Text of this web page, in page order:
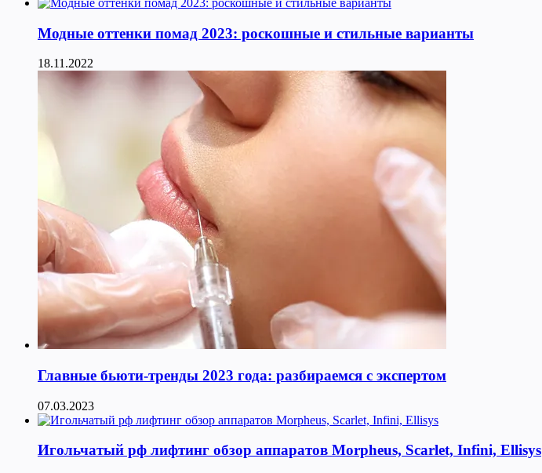
Модные оттенки помад 2023: роскошные и стильные варианты
18.11.2022
Главные бьюти-тренды 2023 года: разбираемся с экспертом
07.03.2023
Игольчатый рф лифтинг обзор аппаратов Morpheus, Scarlet, Infini, Ellisys